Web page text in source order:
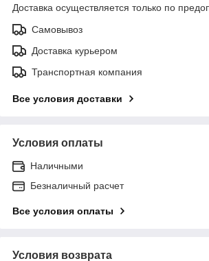
Доставка осуществляется только по
Самовывоз
Доставка курьером
Транспортная компания
Все условия доставки
Условия оплаты
Наличными
Безналичный расчет
Все условия оплаты
Условия возврата